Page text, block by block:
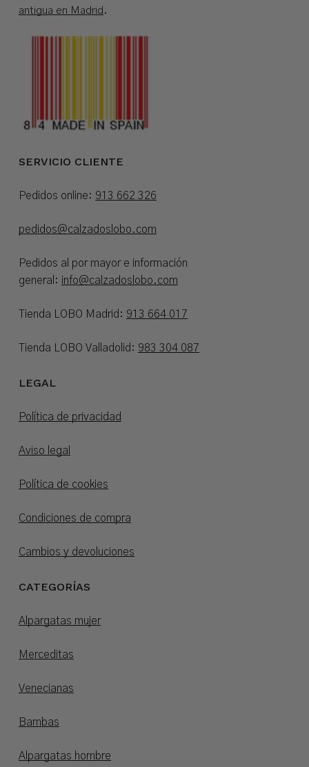
antigua en Madrid .
SERVICIO CLIENTE
Pedidos online: 913 662 326
pedidos@calzadoslobo.com
Pedidos al por mayor e información
general: info@calzadoslobo.com
Tienda LOBO Madrid: 913 664 017
Tienda LOBO Valladolid: 983 304 087
LEGAL
Política de privacidad
Aviso legal
Política de cookies
Condiciones de compra
Cambios y devoluciones
CATEGORÍAS
Alpargatas mujer
Merceditas
Venecianas
Bambas
Alpargatas hombre